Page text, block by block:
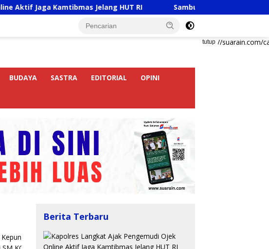
Kamtibmas Jelang HUT RI Sambut HUT RI Ke-81, Ricky Anthony
tutup
https://suarain.com/
BUDAYA SASTRA EDITORIAL OPINI
Berita Terbaru